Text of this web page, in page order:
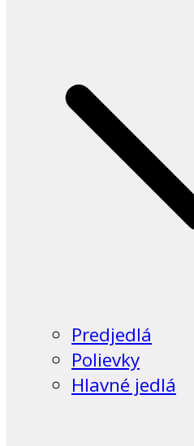
Predjedlá
Polievky
Hlavné jedlá